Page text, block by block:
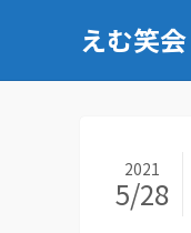
えむ笑会
2021
5/28